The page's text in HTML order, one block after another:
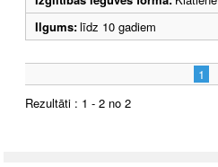
Ilgums:līdz 10 gadiem
1
Rezultāti : 1 - 2 no 2